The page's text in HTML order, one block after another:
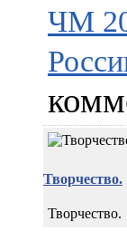
ЧМ
Творчество.
Творчество.